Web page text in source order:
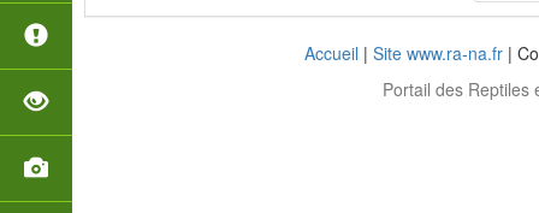
Accueil | Site www.ra-na.fr |
Portail des Reptiles